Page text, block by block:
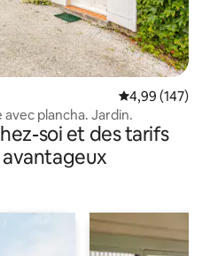
Évaluation
4,99 (147)
plancha. Jardin.
soi et des tarifs